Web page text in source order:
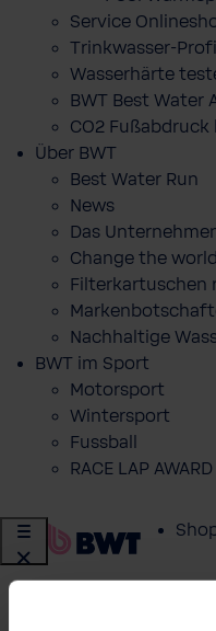
Service
Trinkwasser-
Wasserhärte
BWT Best Water
CO2 Fußabdruck
Über BWT
Best Water Run
News
Das
Change the
Filterkartuschen
Nachhaltige
BWT im Sport
Motorsport
Wintersport
Fussball
RACE LAP AWARD